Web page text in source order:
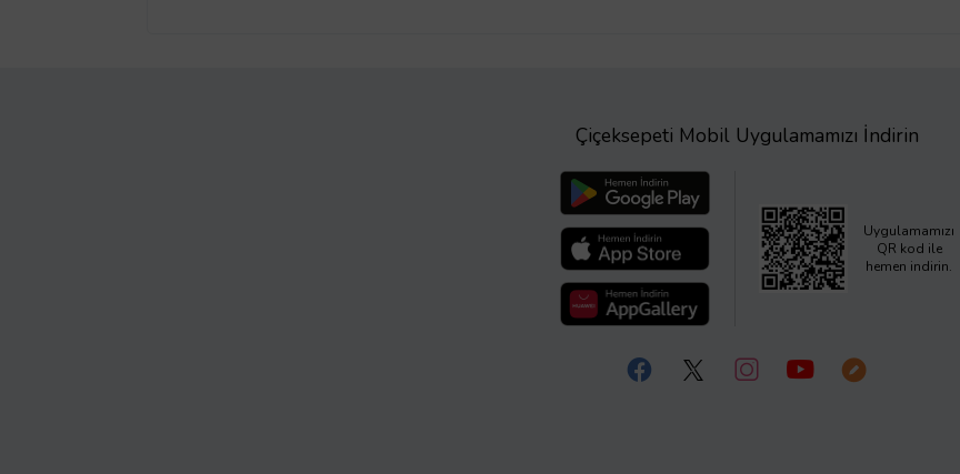
Çiçeksepeti Mobil Uygulamamızı İndirin
Uygulamamızı
QR kod ile
hemen indirin.